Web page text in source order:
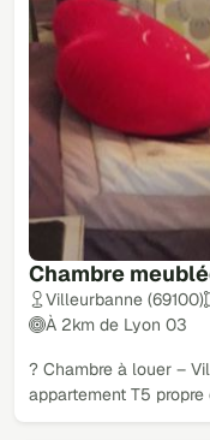
Chambre
Villeurbanne (69100)
À 2km de Lyon 03
? Chambre à louer –
appartement T5